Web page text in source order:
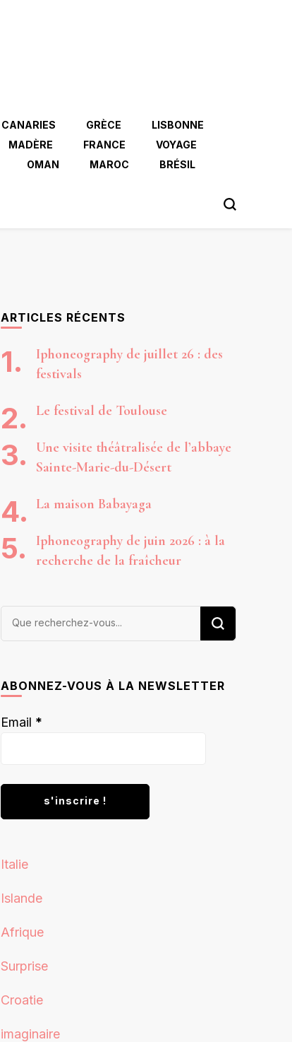
CANARIES GRÈCE
LISBONNE
MADÈRE FRANCE
VOYAGE
OMAN MAROC
BRÉSIL
ARTICLES RÉCENTS
Iphoneography de juillet 26 : des
festivals
Le festival de Toulouse
Une visite théâtralisée de l’abbaye
Sainte-Marie-du-Désert
La maison Babayaga
Iphoneography de juin 2026 : à la
recherche de la fraîcheur
Vous
ABONNEZ-VOUS À LA NEWSLETTER
Email *
Italie
Islande
Afrique
Surprise
Croatie
imaginaire